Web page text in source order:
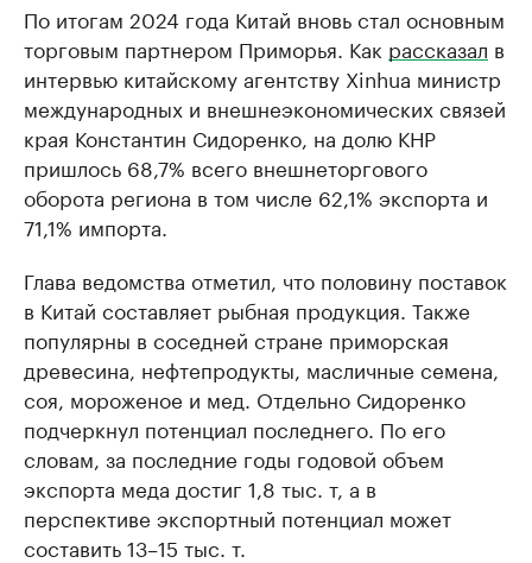
По итогам 2024 года Китай вновь стал основным
торговым партнером Приморья. Как рассказал в
интервью китайскому агентству Xinhua министр
международных и внешнеэкономических связей
края Константин Сидоренко, на долю КНР
пришлось 68,7% всего внешнеторгового
оборота региона в том числе 62,1% экспорта и
71,1% импорта.
Глава ведомства отметил, что половину поставок
в Китай составляет рыбная продукция. Также
популярны в соседней стране приморская
древесина, нефтепродукты, масличные семена,
соя, мороженое и мед. Отдельно Сидоренко
подчеркнул потенциал последнего. По его
словам, за последние годы годовой объем
экспорта меда достиг 1,8 тыс. т, а в
перспективе экспортный потенциал может
составить 13–15 тыс. т.